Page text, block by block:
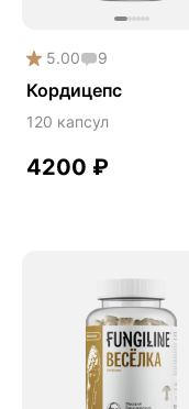
Расторопша
Снижение веса
Улучшение
Чага
Чистая кожа
5.00 9
Кордицепс
120 капсул
4200 ₽